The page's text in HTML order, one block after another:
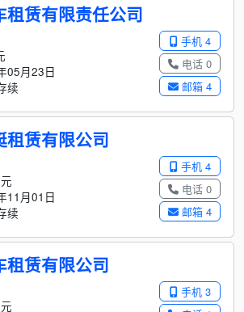
租赁有限责任公司
手机 4
电话 0
邮箱 4
05月23日
续
租赁有限公司
手机 4
电话 0
邮箱 4
11月01日
续
租赁有限公司
手机 3